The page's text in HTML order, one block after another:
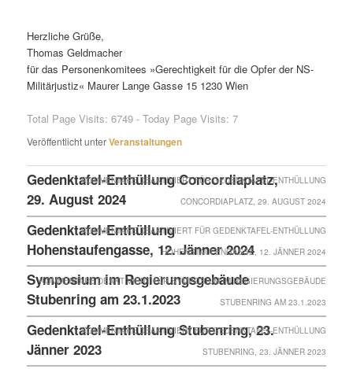
Herzliche Grüße,
Thomas Geldmacher
für das Personenkomitees »Gerechtigkeit für die Opfer der NS-
Militärjustiz« Maurer Lange Gasse 15 1230 Wien
Total Page Visits: 6749 - Today Page Visits: 7
Veröffentlicht unterVeranstaltungen
Gedenktafel-Enthüllung Concordiaplatz,
29. August 2024
KOMMENTARE DEAKTIVIERTFÜR GEDENKTAFEL-ENTHÜLLUNG
CONCORDIAPLATZ, 29. AUGUST 2024
Gedenktafel-Enthüllung
Hohenstaufengasse, 12. Jänner 2024
KOMMENTARE DEAKTIVIERTFÜR GEDENKTAFEL-ENTHÜLLUNG
HOHENSTAUFENGASSE, 12. JÄNNER 2024
Symposium im Regierungsgebäude
Stubenring am 23.1.2023
KOMMENTARE DEAKTIVIERTFÜR SYMPOSIUM IM REGIERUNGSGEBÄUDE
STUBENRING AM 23.1.2023
Gedenktafel-Enthüllung Stubenring, 23.
Jänner 2023
KOMMENTARE DEAKTIVIERTFÜR GEDENKTAFEL-ENTHÜLLUNG
STUBENRING, 23. JÄNNER 2023